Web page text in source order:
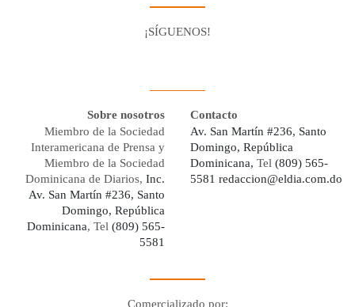
¡SÍGUENOS!
Sobre nosotros
Miembro de la Sociedad
Interamericana de Prensa y
Miembro de la Sociedad
Dominicana de Diarios, Inc.
Av. San Martín #236, Santo
Domingo, República
Dominicana, Tel (809) 565-
5581
Contacto
Av. San Martín #236, Santo
Domingo, República
Dominicana, Tel (809) 565-
5581 redaccion@eldia.com.do
Comercializado por: